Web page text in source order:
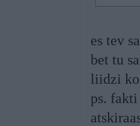
es tev
bet tu
liidzi ko
ps.